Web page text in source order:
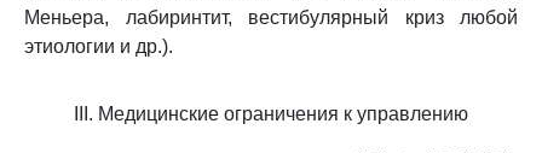
Меньера, лабиринтит, вестибулярный криз любой
этиологии и др.).
III. Медицинские ограничения к управлению